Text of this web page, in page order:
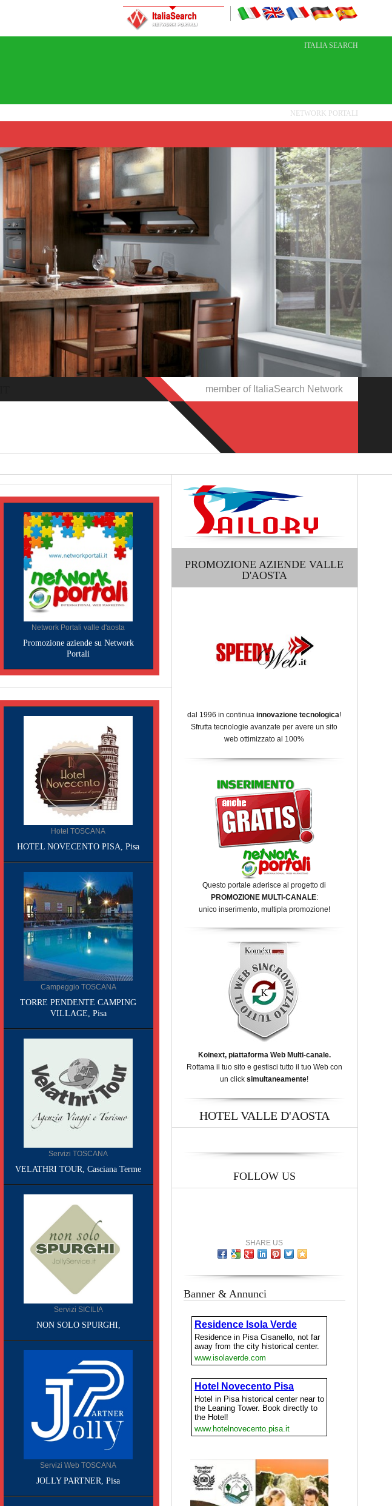
ITALIA SEARCH
NETWORK PORTALI
member of ItaliaSearch Network
Network Portali valle d'aosta
Promozione aziende su Network
Portali
Hotel TOSCANA
HOTEL NOVECENTO PISA, Pisa
Campeggio TOSCANA
TORRE PENDENTE CAMPING
VILLAGE, Pisa
Servizi TOSCANA
VELATHRI TOUR, Casciana Terme
Servizi SICILIA
NON SOLO SPURGHI,
Servizi Web TOSCANA
JOLLY PARTNER, Pisa
PROMOZIONE AZIENDE VALLE
D'AOSTA
dal 1996 in continua innovazione tecnologica!
Sfrutta tecnologie avanzate per avere un sito
web ottimizzato al 100%
Questo portale aderisce al progetto di
PROMOZIONE MULTI-CANALE:
unico inserimento, multipla promozione!
Koinext, piattaforma Web Multi-canale.
Rottama il tuo sito e gestisci tutto il tuo Web con
un click simultaneamente!
HOTEL VALLE D'AOSTA
FOLLOW US
SHARE US
Banner & Annunci